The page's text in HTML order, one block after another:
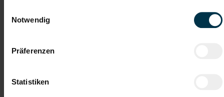
Notwendig
Präferenzen
Statistiken